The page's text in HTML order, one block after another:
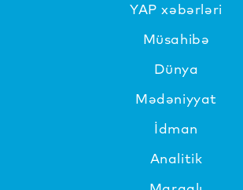
YAP xəbərləri
Müsahibə
Dünya
Mədəniyyat
İdman
Analitik